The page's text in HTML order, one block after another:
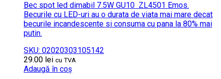
Bec spot led dimabil 7.5W GU10 ZL4501 Emos.
Becurile cu LED-uri au o durata de viata mai mare decat
becurile incandescente si consuma cu pana la 80% mai
putin.
SKU: 02020303105142
29.00 lei cu TVA
Adaugă în coș